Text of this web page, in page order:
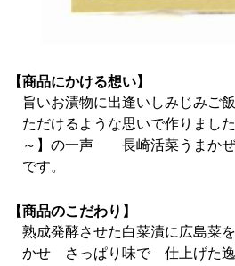
【商品にかける想い】
旨いお漬物に出逢いしみじみご
ただけるような思いで作りまし
～】の一声 長崎活菜うまかぜ
です。
【商品のこだわり】
熟成発酵させた白菜漬に広島菜
かせ さっぱり味で 仕上げた逸